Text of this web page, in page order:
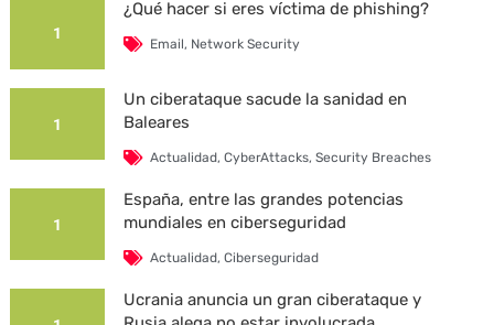
1
¿Qué hacer si eres víctima de phishing?
Email, Network Security
1
Un ciberataque sacude la sanidad en
Baleares
Actualidad,CyberAttacks,Security Breaches
1
España, entre las grandes potencias
mundiales en ciberseguridad
Actualidad,Ciberseguridad
Ucrania anuncia un gran ciberataque y